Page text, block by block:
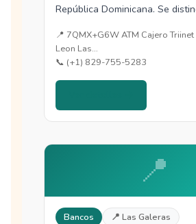
República Dominicana. Se
📍 7QMX+G6W ATM Cajero
Leon Las…
📞 (+1) 829-755-5283
📍
Bancos 📍 Las Galeras